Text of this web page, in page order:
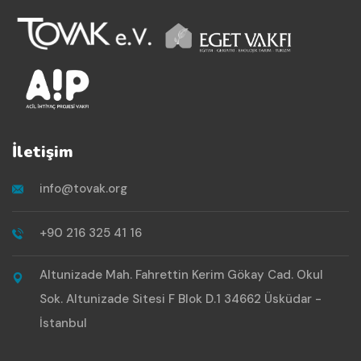
İletişim
info@tovak.org
+90 216 325 41 16
Altunizade Mah. Fahrettin Kerim Gökay Cad. Okul
Sok. Altunizade Sitesi F Blok D.1 34662 Üsküdar -
İstanbul